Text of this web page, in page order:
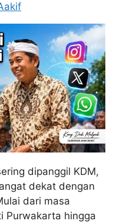
dipanggil KDM,
dekat dengan
dari masa
Purwakarta hingga